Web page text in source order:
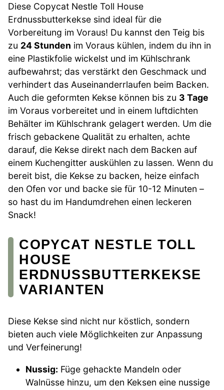
Diese Copycat Nestle Toll House
Erdnussbutterkekse sind ideal für die
Vorbereitung im Voraus! Du kannst den Teig bis
zu 24 Stunden im Voraus kühlen, indem du ihn in
eine Plastikfolie wickelst und im Kühlschrank
aufbewahrst; das verstärkt den Geschmack und
verhindert das Auseinanderrlaufen beim Backen.
Auch die geformten Kekse können bis zu 3 Tage
im Voraus vorbereitet und in einem luftdichten
Behälter im Kühlschrank gelagert werden. Um die
frisch gebackene Qualität zu erhalten, achte
darauf, die Kekse direkt nach dem Backen auf
einem Kuchengitter auskühlen zu lassen. Wenn du
bereit bist, die Kekse zu backen, heize einfach
den Ofen vor und backe sie für 10-12 Minuten –
so hast du im Handumdrehen einen leckeren
Snack!
COPYCAT NESTLE TOLL
HOUSE
ERDNUSSBUTTERKEKSE
VARIANTEN
Diese Kekse sind nicht nur köstlich, sondern
bieten auch viele Möglichkeiten zur Anpassung
und Verfeinerung!
Nussig: Füge gehackte Mandeln oder
Walnüsse hinzu, um den Keksen eine nussige